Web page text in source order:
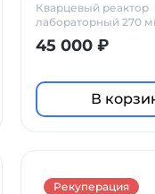
Кварцевый реактор
лабораторный 270
45 000 ₽
В
Рекуперация